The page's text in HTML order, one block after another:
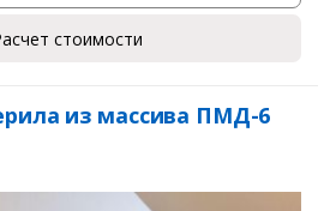
стоимости
из массива ПМД-6